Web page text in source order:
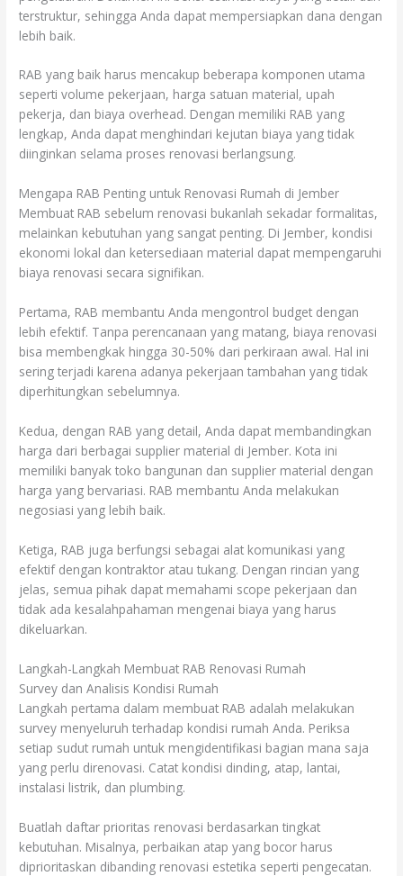
terstruktur, sehingga Anda dapat mempersiapkan dana dengan
lebih baik.
RAB yang baik harus mencakup beberapa komponen utama
seperti volume pekerjaan, harga satuan material, upah
pekerja, dan biaya overhead. Dengan memiliki RAB yang
lengkap, Anda dapat menghindari kejutan biaya yang tidak
diinginkan selama proses renovasi berlangsung.
Mengapa RAB Penting untuk Renovasi Rumah di Jember
Membuat RAB sebelum renovasi bukanlah sekadar formalitas,
melainkan kebutuhan yang sangat penting. Di Jember, kondisi
ekonomi lokal dan ketersediaan material dapat mempengaruhi
biaya renovasi secara signifikan.
Pertama, RAB membantu Anda mengontrol budget dengan
lebih efektif. Tanpa perencanaan yang matang, biaya renovasi
bisa membengkak hingga 30-50% dari perkiraan awal. Hal ini
sering terjadi karena adanya pekerjaan tambahan yang tidak
diperhitungkan sebelumnya.
Kedua, dengan RAB yang detail, Anda dapat membandingkan
harga dari berbagai supplier material di Jember. Kota ini
memiliki banyak toko bangunan dan supplier material dengan
harga yang bervariasi. RAB membantu Anda melakukan
negosiasi yang lebih baik.
Ketiga, RAB juga berfungsi sebagai alat komunikasi yang
efektif dengan kontraktor atau tukang. Dengan rincian yang
jelas, semua pihak dapat memahami scope pekerjaan dan
tidak ada kesalahpahaman mengenai biaya yang harus
dikeluarkan.
Langkah-Langkah Membuat RAB Renovasi Rumah
Survey dan Analisis Kondisi Rumah
Langkah pertama dalam membuat RAB adalah melakukan
survey menyeluruh terhadap kondisi rumah Anda. Periksa
setiap sudut rumah untuk mengidentifikasi bagian mana saja
yang perlu direnovasi. Catat kondisi dinding, atap, lantai,
instalasi listrik, dan plumbing.
Buatlah daftar prioritas renovasi berdasarkan tingkat
kebutuhan. Misalnya, perbaikan atap yang bocor harus
diprioritaskan dibanding renovasi estetika seperti pengecatan.